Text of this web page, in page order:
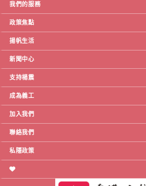
我們的服務
政策焦點
揚帆生活
新聞中心
支持楊震
成為義工
加入我們
聯絡我們
私隱政策